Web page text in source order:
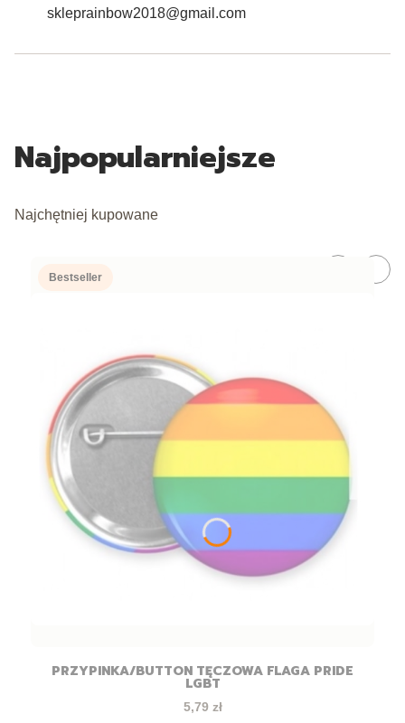
skleprainbow2018@gmail.com
Najpopularniejsze
Najchętniej kupowane
Bestseller
PRZYPINKA/BUTTON TĘCZOWA FLAGA PRIDE
LGBT
Cena
5,79 zł